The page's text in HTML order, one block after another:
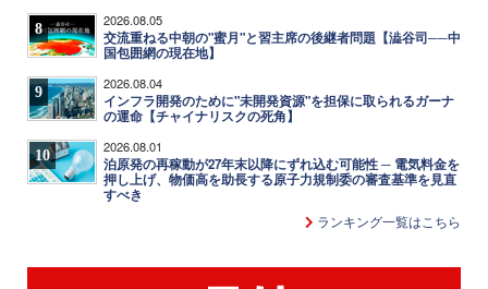
8 2026.08.05
交流重ねる中朝の"蜜月"と習主席の後継者問題【澁谷司──中
国包囲網の現在地】
9 2026.08.04
インフラ開発のために"未開発資源"を担保に取られるガーナ
の運命【チャイナリスクの死角】
10 2026.08.01
泊原発の再稼動が27年末以降にずれ込む可能性 ─ 電気料金を
押し上げ、物価高を助長する原子力規制委の審査基準を見直
すべき
ランキング一覧はこちら